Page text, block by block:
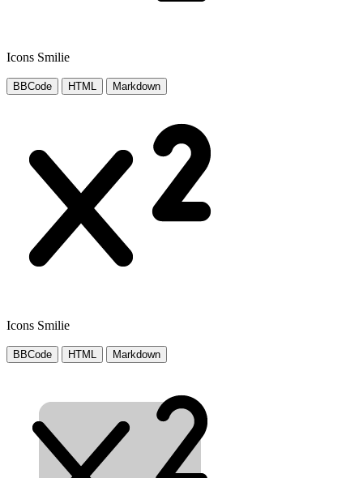
Icons Smilie
BBCode HTML Markdown
Icons Smilie
BBCode HTML Markdown